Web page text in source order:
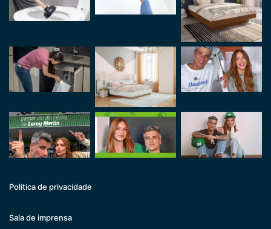
Politica de privacidade
Sala de imprensa